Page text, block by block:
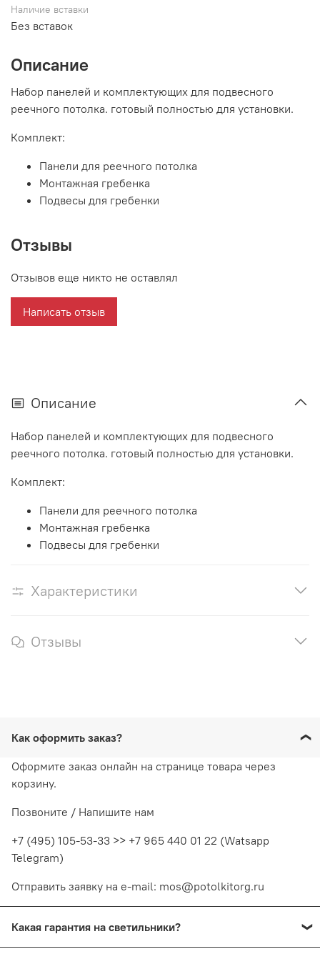
Наличие вставки
Без вставок
Описание
Набор панелей и комплектующих для подвесного
реечного потолка. готовый полностью для установки.
Комплект:
Панели для реечного потолка
Монтажная гребенка
Подвесы для гребенки
Отзывы
Отзывов еще никто не оставлял
Написать отзыв
Описание
Набор панелей и комплектующих для подвесного
реечного потолка. готовый полностью для установки.
Комплект:
Панели для реечного потолка
Монтажная гребенка
Подвесы для гребенки
Характеристики
Отзывы
Как оформить заказ?
Оформите заказ онлайн на странице товара через
корзину.
Позвоните / Напишите нам
+7 (495) 105-53-33 >> +7 965 440 01 22 (Watsapp
Telegram)
Отправить заявку на e-mail: mos@potolkitorg.ru
Какая гарантия на светильники?